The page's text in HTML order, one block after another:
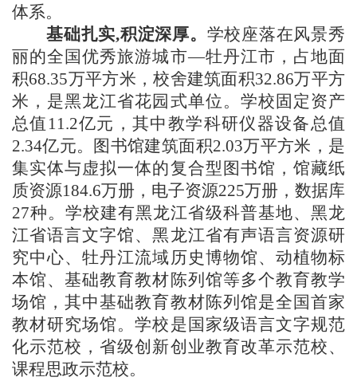
体系。
基础扎实,积淀深厚。 学校座落在风景秀
丽的全国优秀旅游城市—牡丹江市，占地面
积68.35万平方米，校舍建筑面积32.86万平方
米，是黑龙江省花园式单位。学校固定资产
总值11.2亿元，其中教学科研仪器设备总值
2.34亿元。图书馆建筑面积2.03万平方米，是
集实体与虚拟一体的复合型图书馆，馆藏纸
质资源184.6万册，电子资源225万册，数据库
27种。学校建有黑龙江省级科普基地、黑龙
江省语言文字馆、黑龙江省有声语言资源研
究中心、牡丹江流域历史博物馆、动植物标
本馆、基础教育教材陈列馆等多个教育教学
场馆，其中基础教育教材陈列馆是全国首家
教材研究场馆。学校是国家级语言文字规范
化示范校，省级创新创业教育改革示范校、
课程思政示范校。